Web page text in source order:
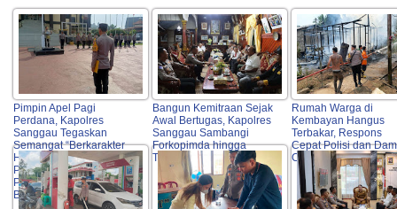
Pimpin Apel Pagi
Perdana, Kapolres
Sanggau Tegaskan
Semangat “Berkarakter
HEBAT” serta Dorong
Profesionalisme dan
Pelayanan Publik
Berkualitas
Bangun Kemitraan Sejak
Awal Bertugas, Kapolres
Sanggau Sambangi
Forkopimda hingga
Tokoh Adat
Rumah Warga di
Kembayan Hangus
Terbakar, Respons
Cepat Polisi dan
Cegah Api Meluas